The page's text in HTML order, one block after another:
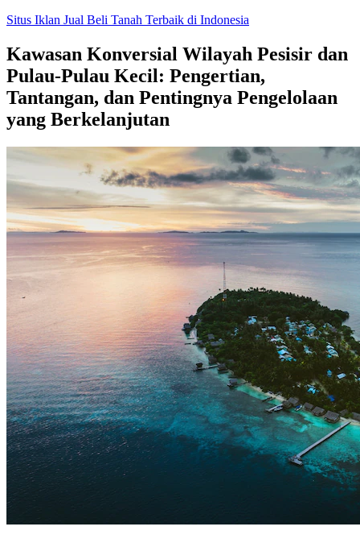
Skip
content
Situs Iklan Jual Beli Tanah Terbaik di Indonesia
Kawasan Konversial Wilayah Pesisir dan
Pulau-Pulau Kecil: Pengertian,
Tantangan, dan Pentingnya Pengelolaan
yang Berkelanjutan